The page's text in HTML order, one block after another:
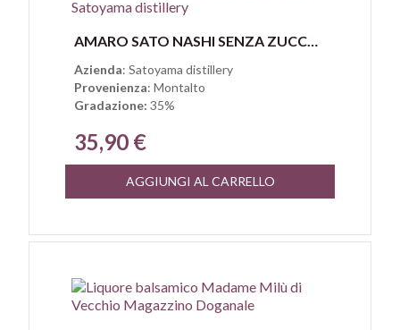
Anteprima AMARO SATO NASHI SENZA ZUCCHERO DI SATOYAMA DISTILLERY
Azienda: Satoyama distillery
Provenienza: Montalto
Gradazione: 35%
35,90 €
AGGIUNGI AL CARRELLO